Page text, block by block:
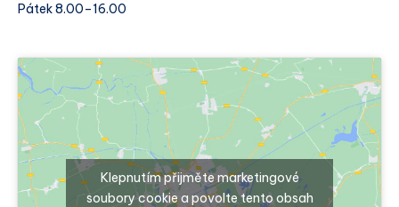
Pátek 8.00–16.00
Klepnutím přijměte marketingové
soubory cookie a povolte tento obsah